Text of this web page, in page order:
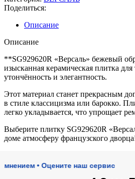
Поделиться:
Описание
Описание
**SG929620R «Версаль» бежевый
изысканная керамическая плитка для
утончённость и элегантность.
Этот материал станет прекрасным
в стиле классицизма или барокко.
легко укладывается, что упрощает
Выберите плитку SG929620R
доме атмосферу французского
• Оцените наш сервис